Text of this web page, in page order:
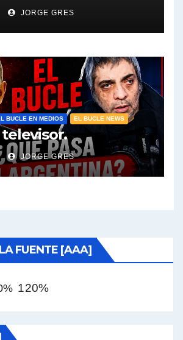
JORGE GRES
BUCLE EN MEDIOS EL BUCLE NEWS
JORGE GRES
FUENTE [AAA]
120%